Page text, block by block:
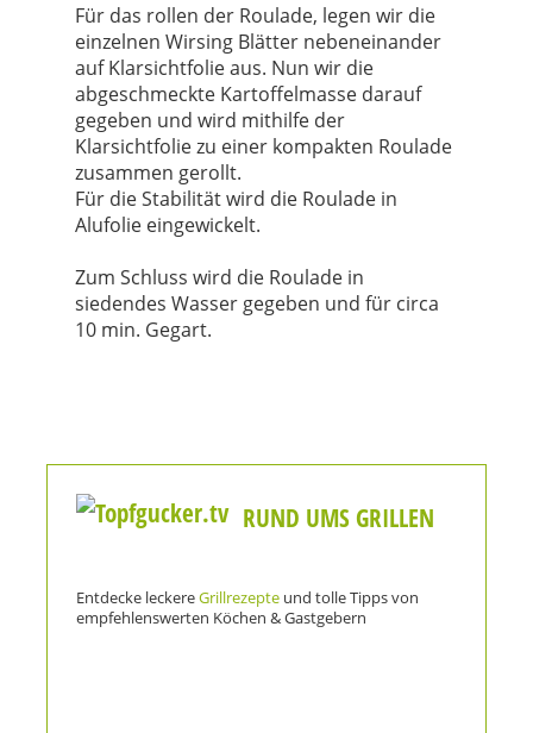
Für das rollen der Roulade, legen wir die
einzelnen Wirsing Blätter nebeneinander
auf Klarsichtfolie aus. Nun wir die
abgeschmeckte Kartoffelmasse darauf
gegeben und wird mithilfe der
Klarsichtfolie zu einer kompakten Roulade
zusammen gerollt.
Für die Stabilität wird die Roulade in
Alufolie eingewickelt.
Zum Schluss wird die Roulade in
siedendes Wasser gegeben und für circa
10 min. Gegart.
RUND UMS GRILLEN
Entdecke leckereGrillrezepte und tolle Tipps von
empfehlenswerten Köchen & Gastgebern